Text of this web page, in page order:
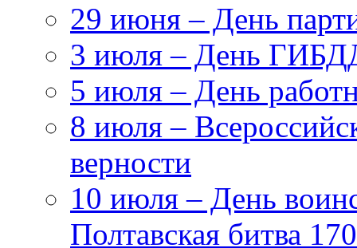
29 июня – День
3 июля – День
5 июля – День
8 июля –
верности
10 июля – День
Полтавская битва